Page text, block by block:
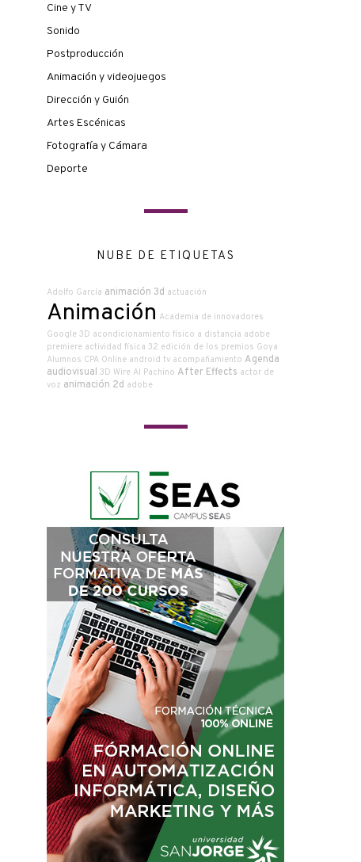
Cine y TV
Sonido
Postproducción
Animación y videojuegos
Dirección y Guión
Artes Escénicas
Fotografía y Cámara
Deporte
NUBE DE ETIQUETAS
Adolfo García animación 3d actuación
Animación Academia de innovadores
Google 3D acondicionamiento físico a distancia adobe
premiere actividad física 32 edición de los premios Goya
Alumnos CPA Online android tv acompañamiento Agenda
audiovisual 3D Wire Al Pachino After Effects actor de
voz animación 2d adobe